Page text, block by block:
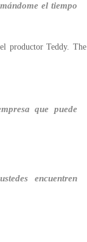
el tiempo
productor Teddy. The
que puede
encuentren